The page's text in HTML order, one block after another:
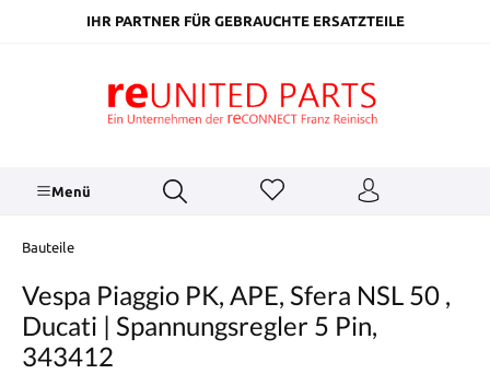
springenIHR PARTNER FÜR GEBRAUCHTE ERSATZTEILE
Menü
Bauteile
Vespa Piaggio PK, APE, Sfera NSL 50 ,
Ducati | Spannungsregler 5 Pin,
343412